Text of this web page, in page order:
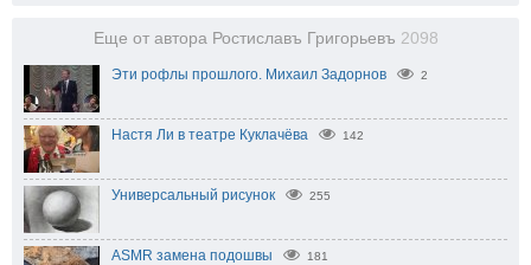
Еще от автора Ростиславъ Григорьевъ 2098
Эти рофлы прошлого. Михаил Задорнов 2
Настя Ли в театре Куклачёва 142
Универсальный рисунок 255
ASMR замена подошвы 181